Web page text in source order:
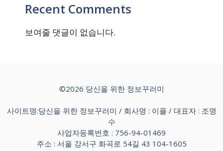
Recent Comments
보여줄 댓글이 없습니다.
©2026 당신을 위한 정보꾸러미
사이트명:당신을 위한 정보꾸러미 / 회사명 : 이플 / 대표자 : 조명
수
사업자등록번호 : 756-94-01469
주소 : 서울 강서구 화곡로 54길 43 104-1605